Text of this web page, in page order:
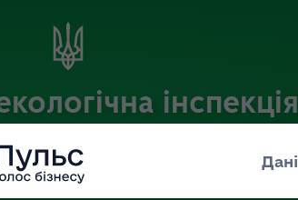
інспекція
округу
Державної екологічної інспекції України